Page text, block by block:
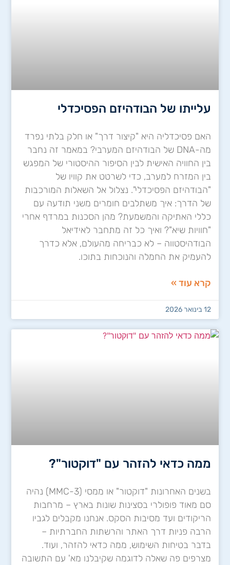
עלייתו של הבודהיזם הפסיכדלי
האם פסיכדליה היא "קיצור דרך" או חלק בלתי נפרד
מה-DNA של הבודהיזם המערבי? במאמר זה נחבר
בין החוויה האישית לבין הסיפור ההיסטורי של המפגש
בין המזרח למערב, כדי לשרטט את קוויו של
"הבודהיזם הפסיכדלי". נצלול אל השאלות המורכבות
של הדרך: איך משתלבים חומרים משני תודעה עם
כללי האתיקה והמשמעת? מהן הסכנות במרדף אחרי
"חוויות שיא"? ואיך כל זה מתחבר לאידיאל
הבודהיסטווה – לא כבריחה מהעולם, אלא כדרך
להעמיק את החמלה והנוכחות בתוכו.
קרא עוד »
12 בינואר 2026
ממה כדאי להזהר עם "דוקטור"?
בשנים האחרונות "דוקטור" או ממסי (3-MMC) נהיה
סם מאוד פופולרי בסצינות שונות בארץ – מרחבות
הריקודים ועד מסיבות הסקס. אנחנו מקבלים לגביו
הרבה פניות דרך האתר והרשתות החברתיות –
בדבר בטיחות השימוש, ממה כדאי להזהר, ועוד.
מצרפים פה שאלה לדוגמה שקיבלנו מא' עם התשובה